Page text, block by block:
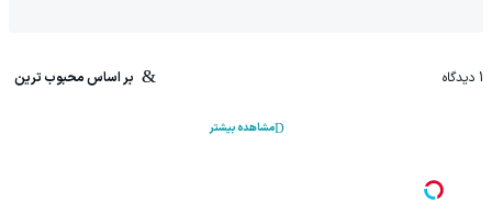
1 دیدگاه بر اساس محبوب ترین
مشاهده بیشتر